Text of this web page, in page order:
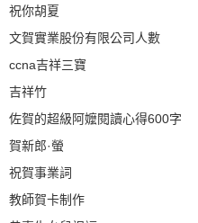
祝你胡夏
文賀實業股份有限公司人數
ccna吉祥三寶
吉祥竹
佐賀的超級阿嬤閱讀心得600字
賀新郎·螢
祝賀事業詞
教師賀卡制作